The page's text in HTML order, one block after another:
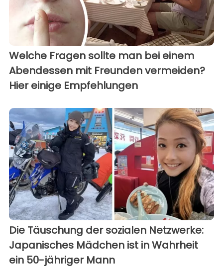
Welche Fragen sollte man bei einem
Abendessen mit Freunden vermeiden?
Hier einige Empfehlungen
Die Täuschung der sozialen Netzwerke:
Japanisches Mädchen ist in Wahrheit
ein 50-jähriger Mann